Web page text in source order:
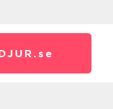
se